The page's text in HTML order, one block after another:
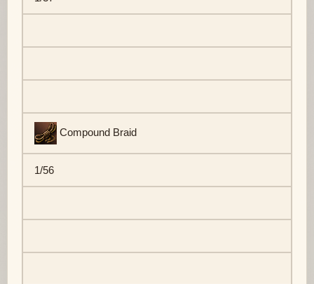
Compound Braid
1/56